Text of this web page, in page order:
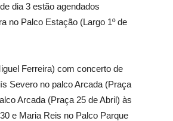
dia 3 estão agendados
no Palco Estação (Largo 1º de
Ferreira) com concerto de
Severo no palco Arcada (Praça
Arcada (Praça 25 de Abril) às
e Maria Reis no Palco Parque